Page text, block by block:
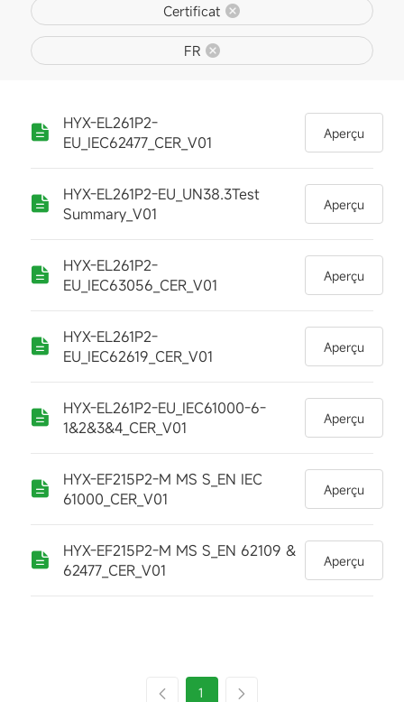
Certificat
FR
HYX-EL261P2-
EU_IEC62477_CER_V01
Aperçu
HYX-EL261P2-EU_UN38.3Test
Summary_V01
Aperçu
HYX-EL261P2-
EU_IEC63056_CER_V01
Aperçu
HYX-EL261P2-
EU_IEC62619_CER_V01
Aperçu
HYX-EL261P2-EU_IEC61000-6-
1&2&3&4_CER_V01
Aperçu
HYX-EF215P2-M MS S_EN IEC
61000_CER_V01
Aperçu
HYX-EF215P2-M MS S_EN 62109 &
62477_CER_V01
Aperçu
1